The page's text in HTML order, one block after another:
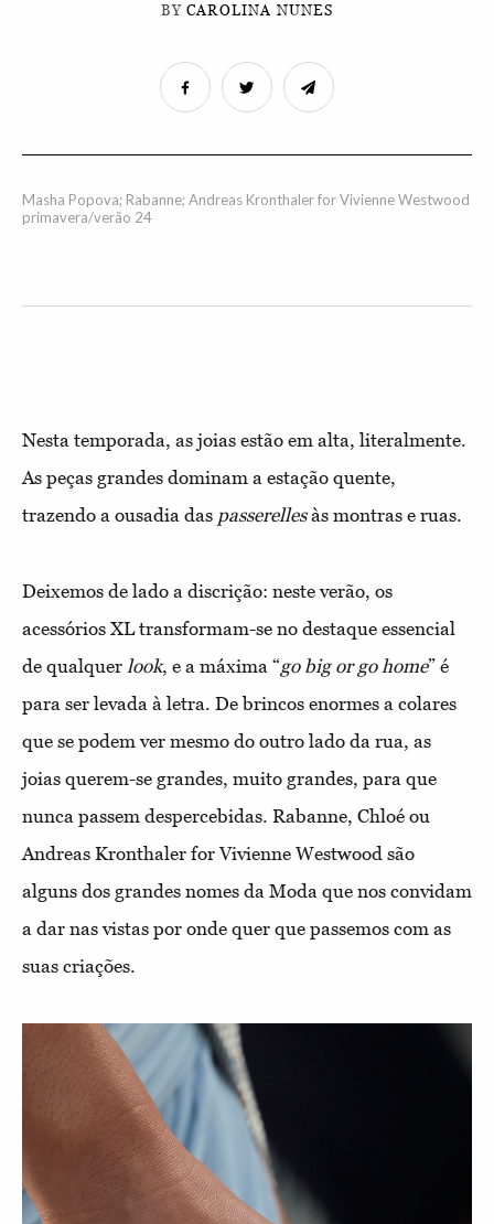
BYCAROLINA NUNES
Masha Popova; Rabanne; Andreas Kronthaler for Vivienne Westwood
primavera/verão 24
Nesta temporada, as joias estão em alta, literalmente.
As peças grandes dominam a estação quente,
trazendo a ousadia das passerellesàs montras e ruas.
Deixemos de lado a discrição: neste verão, os
acessórios XL transformam-se no destaque essencial
de qualquer look, e a máxima “go big or go home” é
para ser levada à letra. De brincos enormes a colares
que se podem ver mesmo do outro lado da rua, as
joias querem-se grandes, muito grandes, para que
nunca passem despercebidas. Rabanne, Chloé ou
Andreas Kronthaler for Vivienne Westwood são
alguns dos grandes nomes da Moda que nos convidam
a dar nas vistas por onde quer que passemos com as
suas criações.